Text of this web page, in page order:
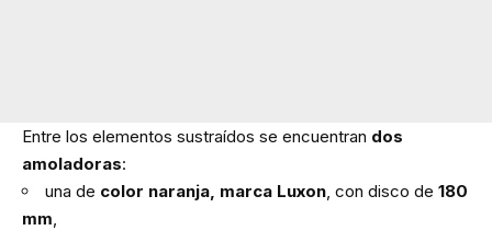
Entre los elementos sustraídos se encuentran dos
amoladoras:
una de color naranja, marca Luxon, con disco de 180
mm,